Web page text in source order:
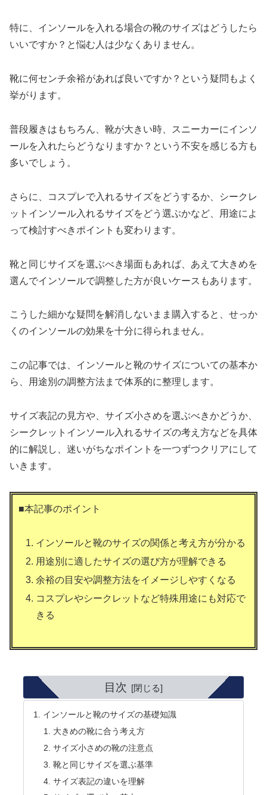
特に、インソールを入れる場合の靴のサイズはどうしたら
いいですか？と悩む人は少なくありません。
靴に何センチ余裕があれば良いですか？という疑問もよく
挙がります。
普段履きはもちろん、靴が大きい時、スニーカーにインソ
ールを入れたらどうなりますか？という不安を感じる方も
多いでしょう。
さらに、コスプレで入れるサイズをどうするか、シークレ
ットインソール入れるサイズをどう選ぶかなど、用途によ
って検討すべきポイントも変わります。
靴と同じサイズを選ぶべき場面もあれば、あえて大きめを
選んでインソールで調整した方が良いケースもあります。
こうした細かな疑問を解消しないまま購入すると、せっか
くのインソールの効果を十分に得られません。
この記事では、インソールと靴のサイズについての基本か
ら、用途別の調整方法まで体系的に整理します。
サイズ表記の見方や、サイズ小さめを選ぶべきかどうか、
シークレットインソール入れるサイズの考え方などを具体
的に解説し、迷いがちなポイントを一つずつクリアにして
いきます。
■本記事のポイント
インソールと靴のサイズの関係と考え方が分かる
用途別に適したサイズの選び方が理解できる
余裕の目安や調整方法をイメージしやすくなる
コスプレやシークレットなど特殊用途にも対応で
きる
目次
インソールと靴のサイズの基礎知識
大きめの靴に合う考え方
サイズ小さめの靴の注意点
靴と同じサイズを選ぶ基準
サイズ表記の違いを理解